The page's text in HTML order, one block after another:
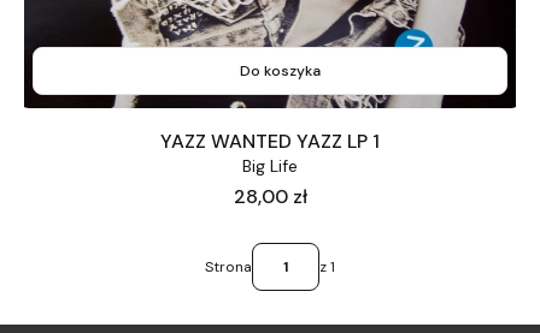
Do koszyka
YAZZ WANTED YAZZ LP 1
Big Life
Cena
28,00 zł
Strona z 1